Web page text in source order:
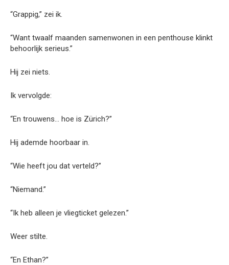
“Grappig,” zei ik.
“Want twaalf maanden samenwonen in een penthouse klinkt
behoorlijk serieus.”
Hij zei niets.
Ik vervolgde:
“En trouwens… hoe is Zürich?”
Hij ademde hoorbaar in.
“Wie heeft jou dat verteld?”
“Niemand.”
“Ik heb alleen je vliegticket gelezen.”
Weer stilte.
“En Ethan?”